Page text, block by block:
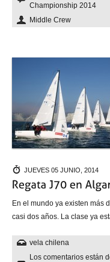
Championship 2014
Middle Crew
JUEVES 05 JUNIO, 2014
En el mundo ya existen más
casi dos años. La clase ya
vela chilena
Los comentarios están